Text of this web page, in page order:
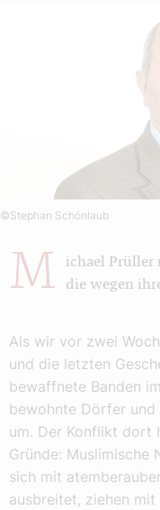
©Stephan Schönlaub
M
ichael Prüller
die wegen
Als wir vor zwei
und die letzten
bewaffnete Banden
bewohnte Dörfer und
um. Der Konflikt dort
Gründe: Muslimische
sich mit
ausbreitet, ziehen